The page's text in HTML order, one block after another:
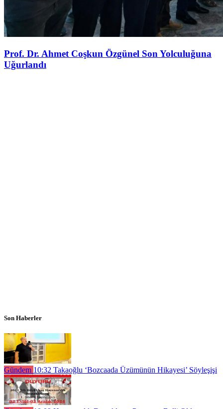
Prof. Dr. Ahmet Coşkun Özgünel Son Yolculuğuna
Uğurlandı
Son Haberler
Gündem 10:32 Takaoğlu ‘Bozcaada Üzümünün Hikayesi’ Söyleşişi